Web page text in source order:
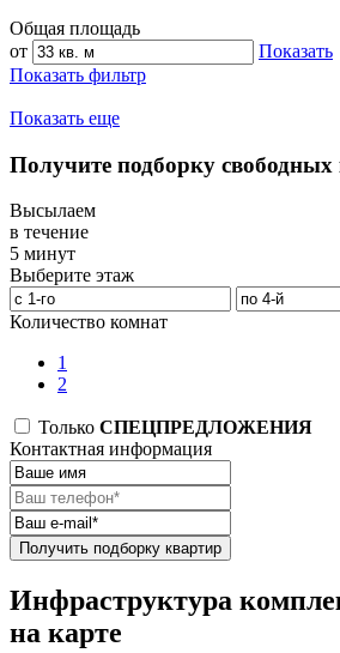
Общая площадь
от
Показать
Показать фильтр
Показать еще
Получите подборку
Высылаем
в течение
5 минут
Выберите этаж
Количество комнат
1
2
Только СПЕЦПРЕДЛОЖЕНИЯ
Контактная информация
Получить подборку квартир
Инфраструктура
на карте